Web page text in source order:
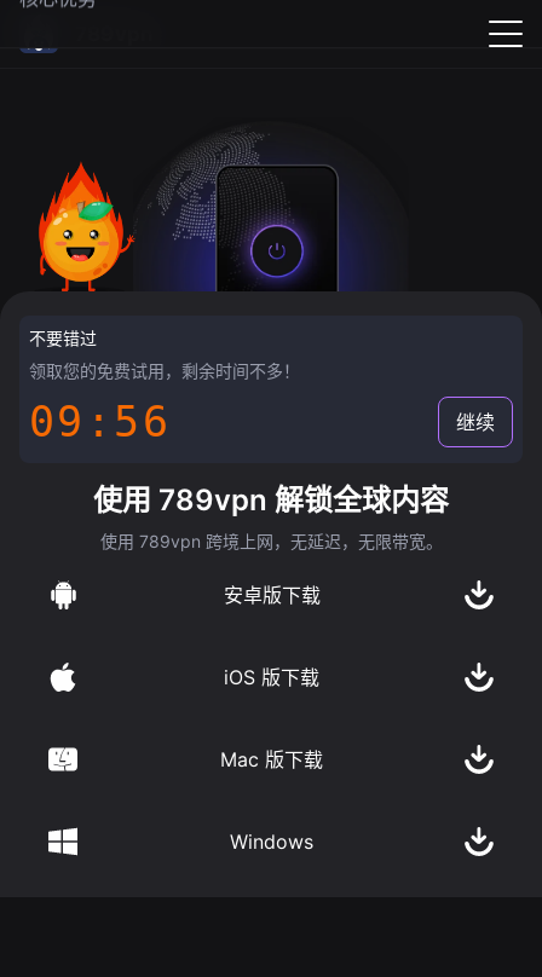
不要错过
领取您的免费试用，剩余时间不多！
09:55 继续
使用 789vpn 解锁全球内容
使用 789vpn 跨境上网，无延迟，无限带宽。
安卓版下载
iOS 版下载
Mac 版下载
Windows